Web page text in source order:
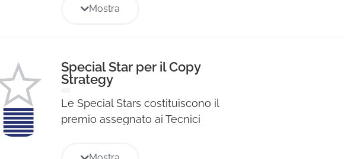
punteggio nelle votazioni
tecniche di ogni Giuria. Il
riconoscimento consiste in un
diploma cartaceo e alla
Mostra
Special Star per il Copy
Strategy
Le Special Stars costituiscono il
premio assegnato ai Tecnici
di specializzazione professionale